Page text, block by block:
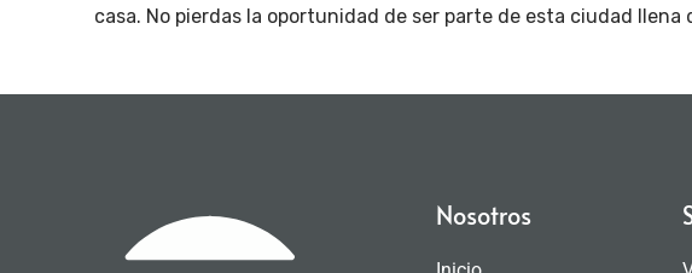
casa. No pierdas la oportunidad de ser parte de esta ciudad
Nosotros